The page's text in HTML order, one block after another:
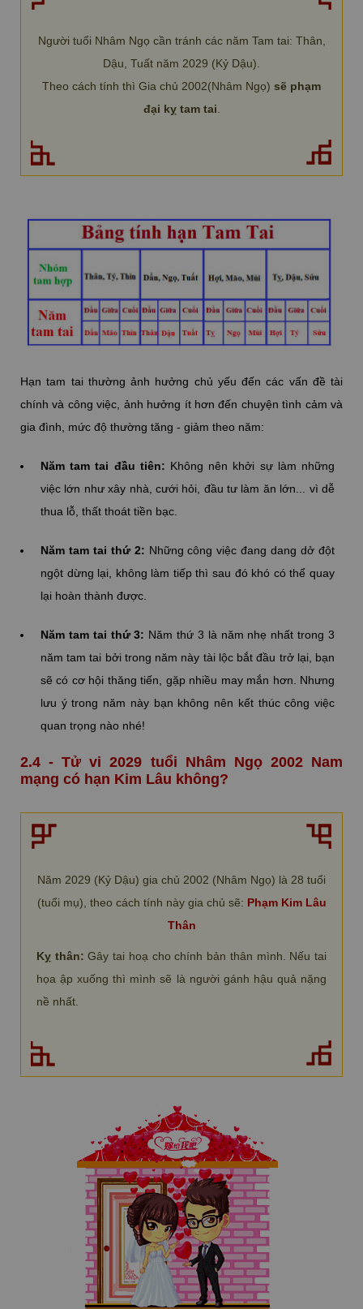
Người tuổi Nhâm Ngọ cần tránh các năm Tam tai: Thân,
Dậu, Tuất năm 2029 (Kỷ Dậu).
Theo cách tính thì Gia chủ 2002(Nhâm Ngọ) sẽ phạm
đại kỵ tam tai
Hạn tam tai thường ảnh hưởng chủ yếu đến các vấn đề tài
chính và công việc, ảnh hưởng ít hơn đến chuyện tình cảm và
gia đình, mức độ thường tăng - giảm theo năm:
Năm tam tai đầu tiên: Không nên khởi sự làm những
việc lớn như xây nhà, cưới hỏi, đầu tư làm ăn lớn... vì dễ
thua lỗ, thất thoát tiền bạc.
Năm tam tai thứ 2: Những công việc đang dang dở đột
ngột dừng lại, không làm tiếp thì sau đó khó có thể quay
lại hoàn thành được.
Năm tam tai thứ 3: Năm thứ 3 là năm nhẹ nhất trong 3
năm tam tai bởi trong năm này tài lộc bắt đầu trở lại, bạn
sẽ có cơ hội thăng tiến, gặp nhiều may mắn hơn. Nhưng
lưu ý trong năm này bạn không nên kết thúc công việc
quan trọng nào nhé!
2.4 - Tử vi 2029 tuổi Nhâm Ngọ 2002 Nam
mạng có hạn Kim Lâu không?
Năm 2029 (Kỷ Dậu) gia chủ 2002 (Nhâm Ngọ) là 28 tuổi
(tuổi mụ), theo cách tính này gia chủ sẽ: Phạm Kim Lâu
Thân
Kỵ thân: Gây tai hoạ cho chính bản thân mình. Nếu tai
họa ập xuống thì mình sẽ là người gánh hậu quả nặng
nề nhất.